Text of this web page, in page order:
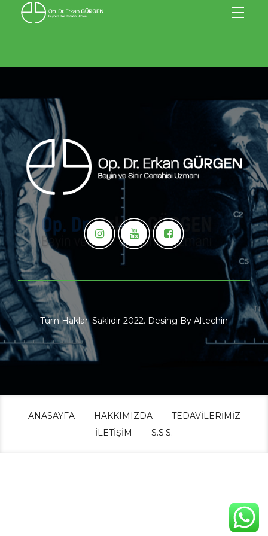
Tüm Hakları Saklıdır 2022. Desing By Altechin
ANASAYFA HAKKIMIZDA
TEDAVILERIMIZ
İLETIŞIM
S.S.S.